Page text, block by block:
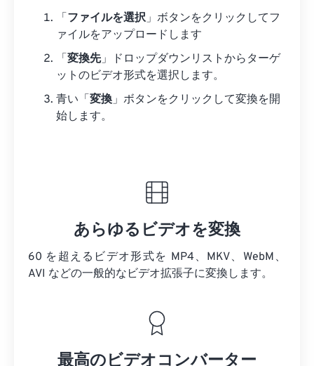
「 ファイルを選択」ボタンをクリックしてフ
ァイルをアップロードします
「 変換先」ドロップダウンリストからターゲ
ットのビデオ形式を選択します。
青い「 変換」ボタンをクリックして変換を開
始します。
あらゆるビデオを変換
60 を超えるビデオ形式を MP4、MKV、WebM、
AVI などの一般的なビデオ拡張子に変換します。
最高のビデオコンバーター